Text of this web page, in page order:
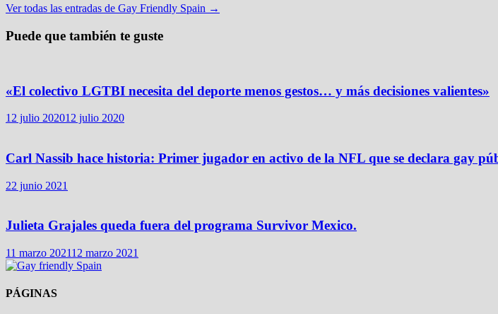
Ver todas las entradas de Gay Friendly Spain →
Puede que también te guste
«El colectivo LGTBI necesita del deporte menos gestos… y más decisiones valientes»
12 julio 202012 julio 2020
Carl Nassib hace historia: Primer jugador en activo de la NFL que se declara gay
22 junio 2021
Julieta Grajales queda fuera del programa Survivor Mexico.
11 marzo 202112 marzo 2021
PÁGINAS